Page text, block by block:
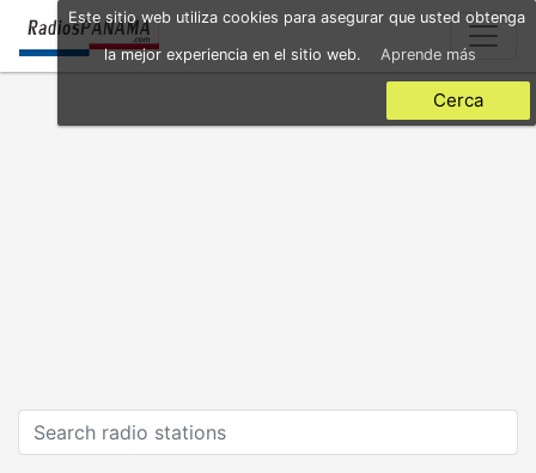
Skip
main
Este sitio web utiliza cookies para asegurar que usted obtenga
la mejor experiencia en el sitio web. Aprende más
Cerca